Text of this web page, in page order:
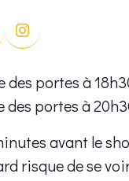
des portes à
des portes à
avant le
risque de se